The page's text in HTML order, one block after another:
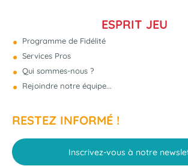
ESPRIT JEU
Programme de Fidélité
Services Pros
Qui sommes-nous ?
Rejoindre notre équipe...
RESTEZ INFORMÉ !
Inscrivez-vous à notre